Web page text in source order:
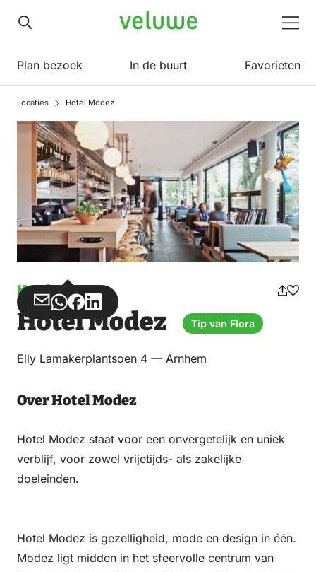
Veluwe
Plan bezoek In de buurt Favorieten
Locaties Hotel Modez
Hotel
Deel
via
Deel
via
Deel
op
Deel
op
Hotel Modez Tip van Flora
Elly Lamakerplantsoen 4 — Arnhem
Over Hotel Modez
Hotel Modez staat voor een onvergetelijk en uniek
verblijf, voor zowel vrijetijds- als zakelijke
doeleinden.
Hotel Modez is gezelligheid, mode en design in één.
Modez ligt midden in het sfeervolle centrum van